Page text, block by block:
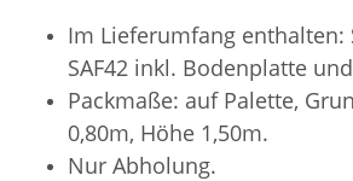
Im Lieferumfang enthalten:
SAF42 inkl. Bodenplatte
Packmaße: auf Palette,
0,80m, Höhe 1,50m.
Nur Abholung.